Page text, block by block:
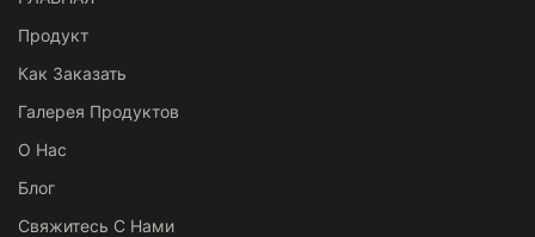
Продукт
Как Заказать
Галерея Продуктов
О Нас
Блог
Свяжитесь С Нами